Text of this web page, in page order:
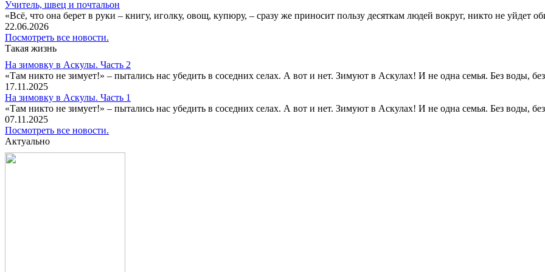
Учитель, швец и почтальон
«Всё, что она берет в руки – книгу, иголку, овощ, купюру, – сразу же приносит пользу десяткам людей вокруг, никто не уйдет
22.06.2026
Посмотреть все новости.
Такая жизнь
На зимовку в Аскулы. Часть 2
«Там никто не зимует!» – пытались нас убедить в соседних селах. А вот и нет. Зимуют в Аскулах! И не одна семья. Без воды,
17.11.2025
На зимовку в Аскулы. Часть 1
«Там никто не зимует!» – пытались нас убедить в соседних селах. А вот и нет. Зимуют в Аскулах! И не одна семья. Без воды,
07.11.2025
Посмотреть все новости.
Актуально